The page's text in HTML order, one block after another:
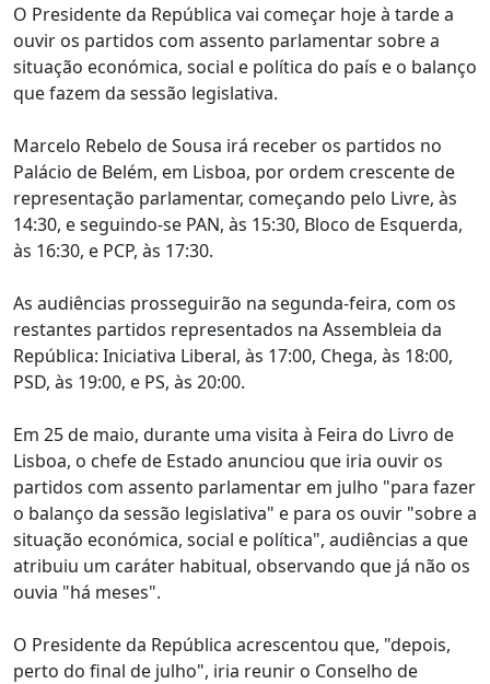
O Presidente da República vai começar hoje à tarde a
ouvir os partidos com assento parlamentar sobre a
situação económica, social e política do país e o balanço
que fazem da sessão legislativa.
Marcelo Rebelo de Sousa irá receber os partidos no
Palácio de Belém, em Lisboa, por ordem crescente de
representação parlamentar, começando pelo Livre, às
14:30, e seguindo-se PAN, às 15:30, Bloco de Esquerda,
às 16:30, e PCP, às 17:30.
As audiências prosseguirão na segunda-feira, com os
restantes partidos representados na Assembleia da
República: Iniciativa Liberal, às 17:00, Chega, às 18:00,
PSD, às 19:00, e PS, às 20:00.
Em 25 de maio, durante uma visita à Feira do Livro de
Lisboa, o chefe de Estado anunciou que iria ouvir os
partidos com assento parlamentar em julho "para fazer
o balanço da sessão legislativa" e para os ouvir "sobre a
situação económica, social e política", audiências a que
atribuiu um caráter habitual, observando que já não os
ouvia "há meses".
O Presidente da República acrescentou que, "depois,
perto do final de julho", iria reunir o Conselho de